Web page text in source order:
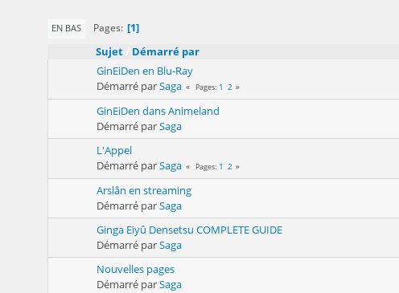
EN BAS Pages
1
Sujet
Démarré par
GinEiDen en Blu-Ray
Démarré parSaga Pages 1 2
GinEiDen dans Animeland
Démarré parSaga
L'Appel
Démarré parSaga Pages 1 2
Arslân en streaming
Démarré parSaga
Ginga Eiyû Densetsu COMPLETE GUIDE
Démarré parSaga
Nouvelles pages
Démarré parSaga